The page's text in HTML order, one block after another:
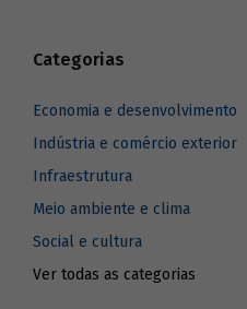
Categorias
Economia e desenvolvimento
Indústria e comércio exterior
Infraestrutura
Meio ambiente e clima
Social e cultura
Ver todas as categorias